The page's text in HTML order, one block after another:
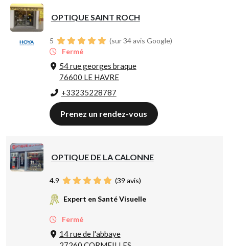
OPTIQUE SAINT ROCH
5
(sur 34 avis Google)
Fermé
54 rue georges braque
76600 LE HAVRE
+33235228787
Prenez un rendez-vous
OPTIQUE DE LA CALONNE
4.9 (39 avis)
Expert en Santé Visuelle
Fermé
14 rue de l'abbaye